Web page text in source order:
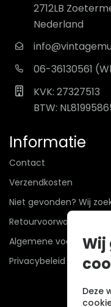
2712LB
Nederland
06-36130561
KVK: 27327513
BTW:
Informatie
Contact
Verzendkosten
Niet gevonden? Wij
Retourvoorwaarden
Algemene voorwaarden
Privacybeleid
Wij
Deze